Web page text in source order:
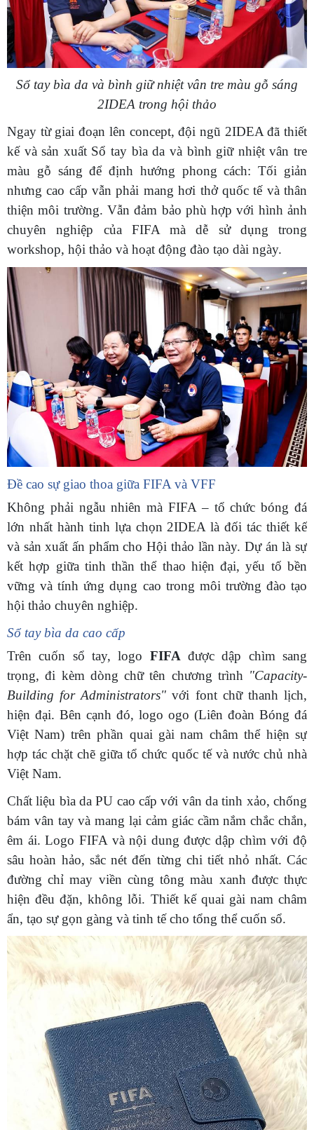
Sổ tay bìa da và bình giữ nhiệt vân tre màu gỗ sáng
2IDEA trong hội thảo
Ngay từ giai đoạn lên concept, đội ngũ 2IDEA đã thiết
kế và sản xuất Sổ tay bìa da và bình giữ nhiệt vân tre
màu gỗ sáng để định hướng phong cách: Tối giản
nhưng cao cấp vẫn phải mang hơi thở quốc tế và thân
thiện môi trường. Vẫn đảm bảo phù hợp với hình ảnh
chuyên nghiệp của FIFA mà dễ sử dụng trong
workshop, hội thảo và hoạt động đào tạo dài ngày.
Đề cao sự giao thoa giữa FIFA và VFF
Không phải ngẫu nhiên mà FIFA – tổ chức bóng đá
lớn nhất hành tinh lựa chọn 2IDEA là đối tác thiết kế
và sản xuất ấn phẩm cho Hội thảo lần này. Dự án là sự
kết hợp giữa tinh thần thể thao hiện đại, yếu tố bền
vững và tính ứng dụng cao trong môi trường đào tạo
hội thảo chuyên nghiệp.
Sổ tay bìa da cao cấp
Trên cuốn sổ tay, logo FIFA được dập chìm sang
trọng, đi kèm dòng chữ tên chương trình "Capacity-
Building for Administrators" với font chữ thanh lịch,
hiện đại. Bên cạnh đó, logo ogo (Liên đoàn Bóng đá
Việt Nam) trên phần quai gài nam châm thể hiện sự
hợp tác chặt chẽ giữa tổ chức quốc tế và nước chủ nhà
Việt Nam.
Chất liệu bìa da PU cao cấp với vân da tinh xảo, chống
bám vân tay và mang lại cảm giác cầm nắm chắc chắn,
êm ái. Logo FIFA và nội dung được dập chìm với độ
sâu hoàn hảo, sắc nét đến từng chi tiết nhỏ nhất. Các
đường chỉ may viền cùng tông màu xanh được thực
hiện đều đặn, không lỗi. Thiết kế quai gài nam châm
ẩn, tạo sự gọn gàng và tinh tế cho tổng thể cuốn sổ.